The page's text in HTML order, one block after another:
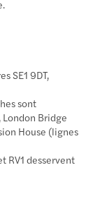
SE1 9DT,
sont
Bridge
House (lignes
RV1 desservent